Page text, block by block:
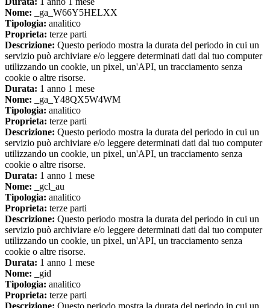
Nome: _ga_W66Y5HELXX
Tipologia: analitico
Proprieta: terze parti
Descrizione: Questo periodo mostra la durata del periodo in cui un
servizio può archiviare e/o leggere determinati dati dal tuo computer
utilizzando un cookie, un pixel, un'API, un tracciamento senza
cookie o altre risorse.
Durata: 1 anno 1 mese
Nome: _ga_Y48QX5W4WM
Tipologia: analitico
Proprieta: terze parti
Descrizione: Questo periodo mostra la durata del periodo in cui un
servizio può archiviare e/o leggere determinati dati dal tuo computer
utilizzando un cookie, un pixel, un'API, un tracciamento senza
cookie o altre risorse.
Durata: 1 anno 1 mese
Nome: _gcl_au
Tipologia: analitico
Proprieta: terze parti
Descrizione: Questo periodo mostra la durata del periodo in cui un
servizio può archiviare e/o leggere determinati dati dal tuo computer
utilizzando un cookie, un pixel, un'API, un tracciamento senza
cookie o altre risorse.
Durata: 1 anno 1 mese
Nome: _gid
Tipologia: analitico
Proprieta: terze parti